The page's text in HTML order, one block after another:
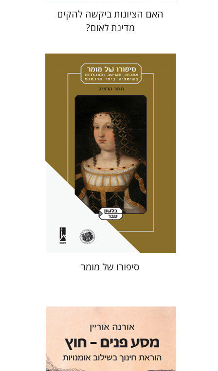
האם הציונות ביקשה להקים
מדינת לאום?
תמר הרציג
אמוץ גלעדי
הנחת אתר ספר מודפס
$46
$41
סיפורו של מומר
אורנה אוריין